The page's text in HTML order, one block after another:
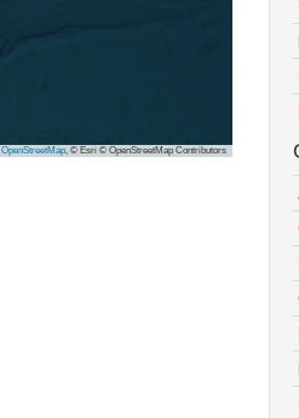
OpenStreetMap, © Esri © OpenStreetMap Contributors